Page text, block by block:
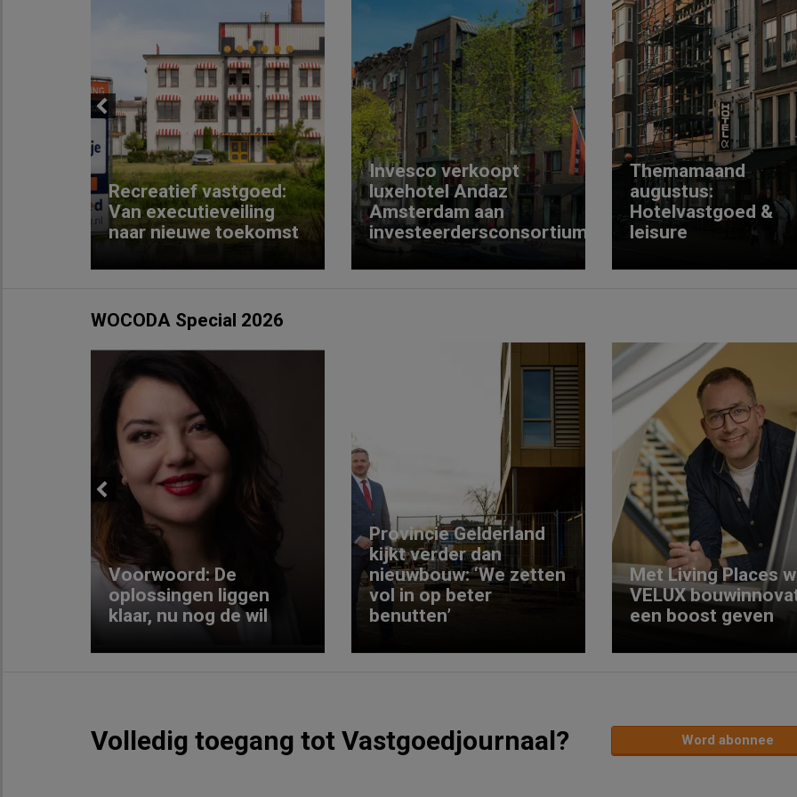
Previous
Recreatief vastgoed:
Van executieveiling
naar nieuwe toekomst
Invesco verkoopt
luxehotel Andaz
Amsterdam aan
investeerdersconsortium
Themamaand
augustus:
Hotelvastgoed &
leisure
WOCODA Special 2026
Previous
Voorwoord: De
oplossingen liggen
klaar, nu nog de wil
Provincie Gelderland
kijkt verder dan
nieuwbouw: ‘We zetten
vol in op beter
benutten’
Met Living Places
VELUX
een boost geven
Volledig toegang tot Vastgoedjournaal? Word abonnee